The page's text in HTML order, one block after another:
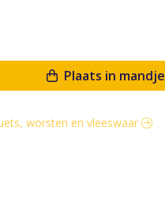
Plaats in mandje
worsten en vleeswaar